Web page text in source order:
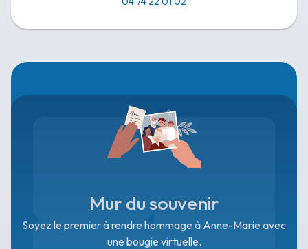
Mur du souvenir
Soyez le premier à rendre hommage à Anne-Marie avec
une bougie virtuelle.